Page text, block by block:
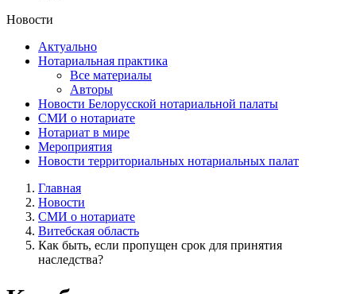
Новости
Актуально
Нотариальная практика
Все материалы
Авторы
Новости Белорусской нотариальной палаты
СМИ о нотариате
Нотариат в мире
Мероприятия
Новости территориальных нотариальных палат
Главная
Новости
СМИ о нотариате
Витебская область
Как быть, если пропущен срок для принятия
наследства?